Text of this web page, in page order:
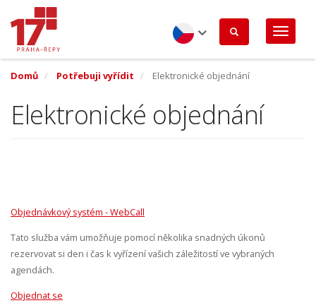
hlavnímu
obsahu
Czech
Domů
Potřebuji vyřídit Elektronické objednání
Elektronické objednání
Objednávkový systém - WebCall
Tato služba vám umožňuje pomocí několika snadných úkonů
rezervovat si den i čas k vyřízení vašich záležitostí ve vybraných
agendách.
Objednat se